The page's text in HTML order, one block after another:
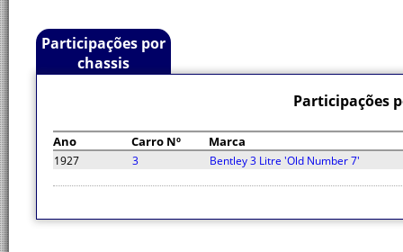
Participações por
chassis
Participações
Ano Carro Nº Marca
1927 3 Bentley 3 Litre 'Old Number 7'